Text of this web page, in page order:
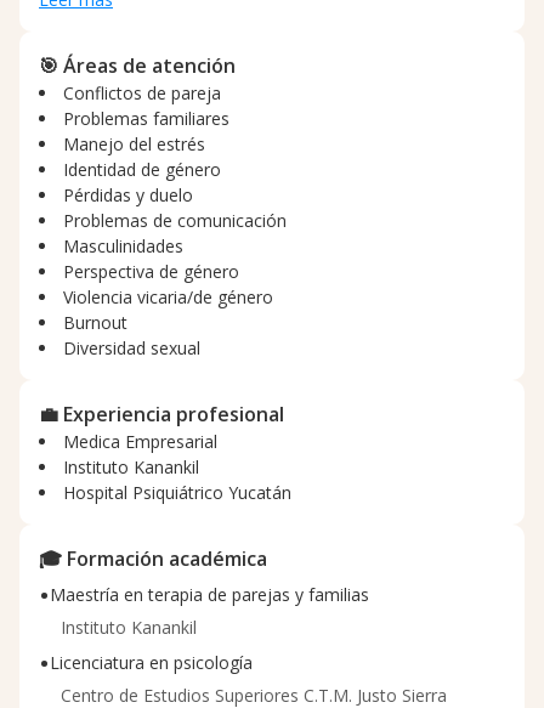
primeras sesiones, logrando claridad, alivio y herramientas
prácticas que puedas aplicar de inmediato en tu día a día.
Después de todo, el cambio es la capacidad de afrontar de
formas diferentes, lo que antes parecía invencible. Te
invito a agendar una primera cita, transformemos este
momento difícil en una oportunidad.
🎯 Áreas de atención
Conflictos de pareja
Problemas familiares
Manejo del estrés
Identidad de género
Pérdidas y duelo
Problemas de comunicación
Masculinidades
Perspectiva de género
Violencia vicaria/de género
Burnout
Diversidad sexual
💼 Experiencia profesional
Medica Empresarial
Instituto Kanankil
Hospital Psiquiátrico Yucatán
🎓 Formación académica
•Maestría en terapia de parejas y familias
Instituto Kanankil
•Licenciatura en psicología
Centro de Estudios Superiores C.T.M. Justo Sierra